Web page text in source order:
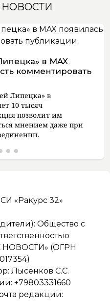
в MAX
комментировать
Липецка» в
10 тысяч
позволит им
мнением даже при
«Ракурс 32»
Общество с
(ОГРН
Лысенков С.С.
+79803331660
редакции: